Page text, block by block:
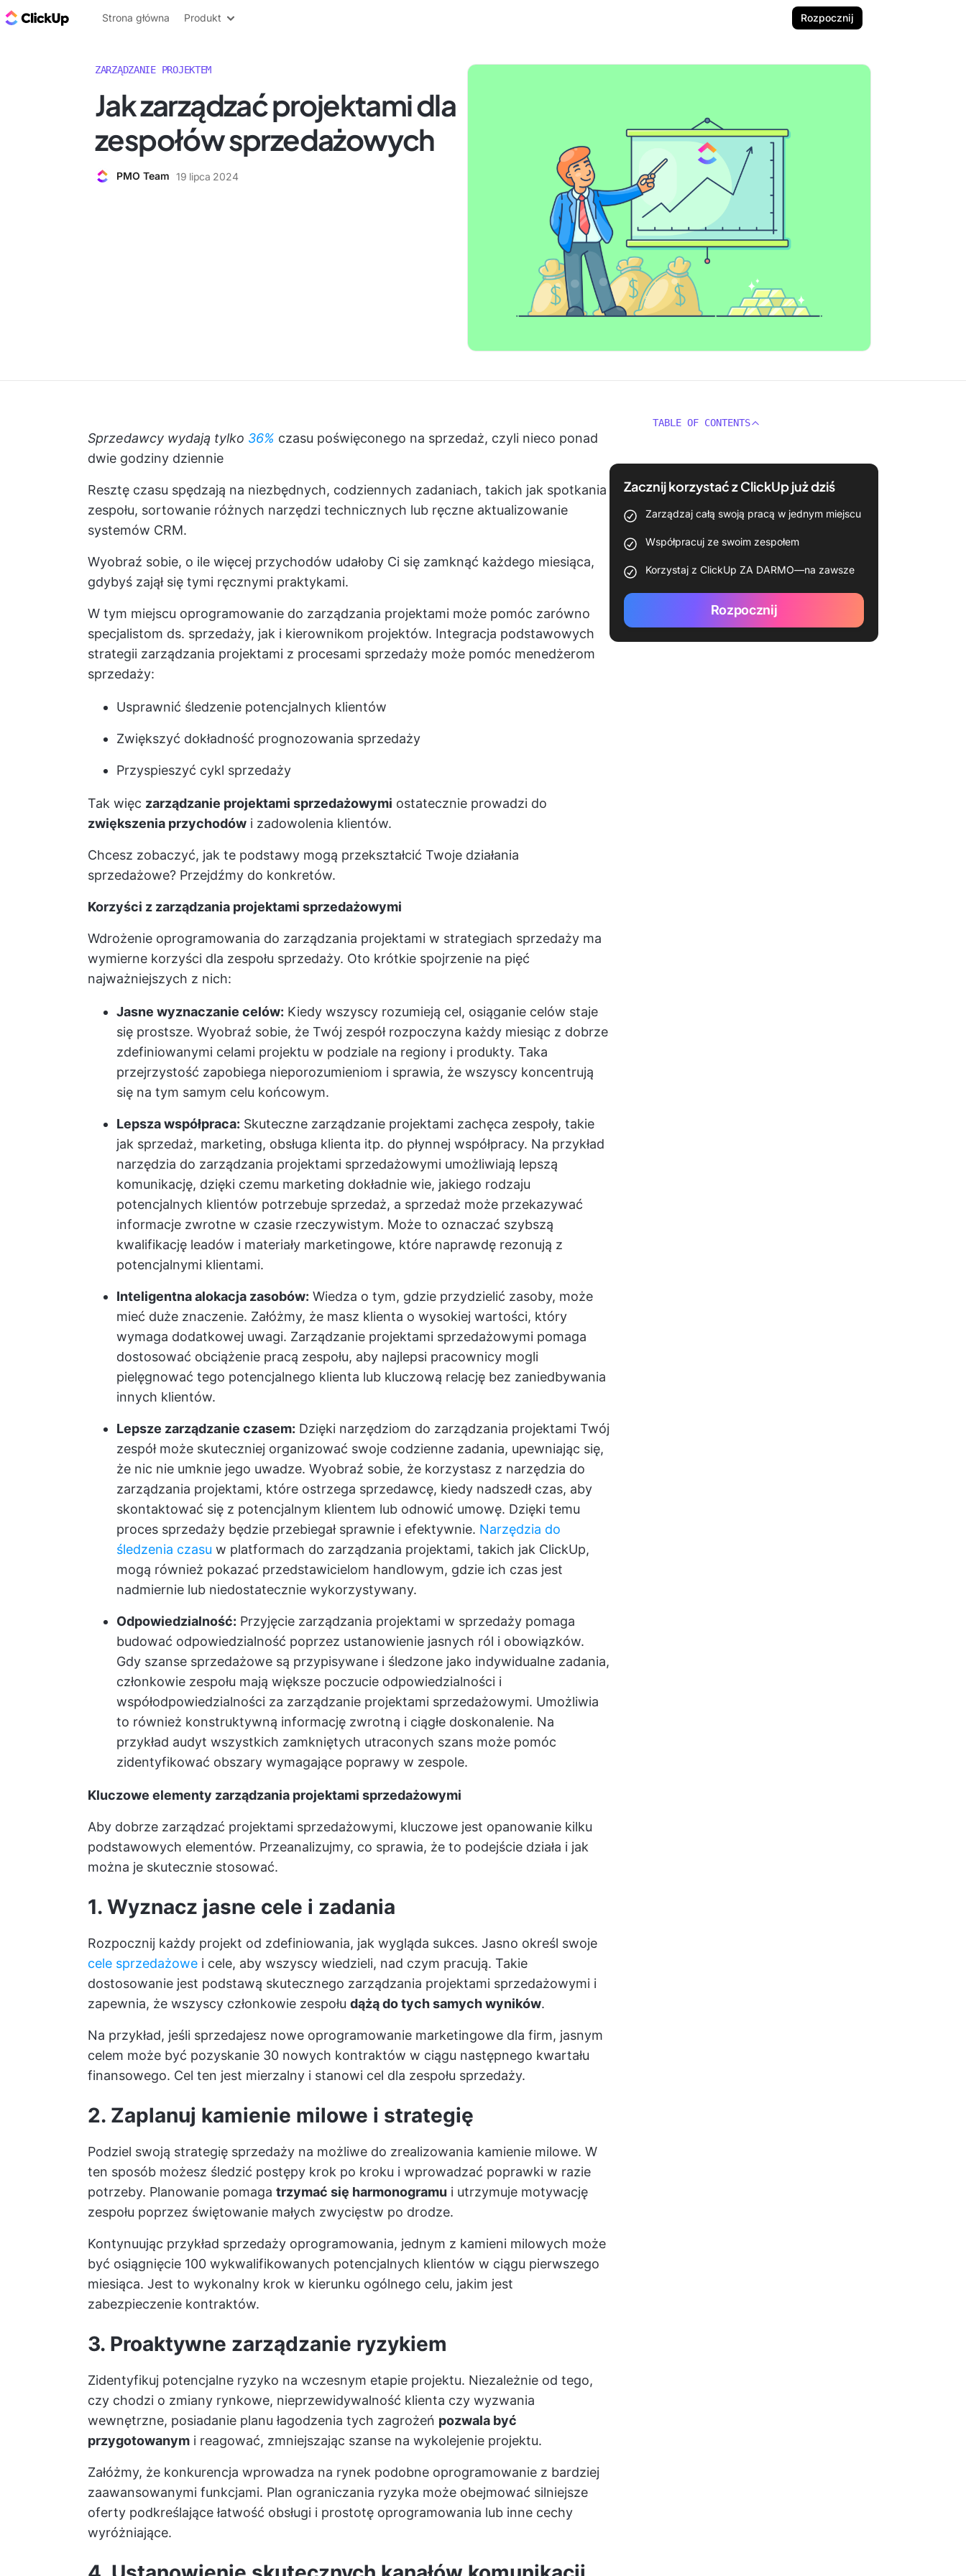
ClickUp Blog
Strona główna Produkt Rozpocznij
ZARZĄDZANIE PROJEKTEM
Jak zarządzać projektami dla
zespołów sprzedażowych
PMO Team 19 lipca 2024
Sprzedawcy wydają tylko 36% czasu poświęconego na sprzedaż, czyli nieco ponad
dwie godziny dziennie
Resztę czasu spędzają na niezbędnych, codziennych zadaniach, takich jak spotkania
zespołu, sortowanie różnych narzędzi technicznych lub ręczne aktualizowanie
systemów CRM.
Wyobraź sobie, o ile więcej przychodów udałoby Ci się zamknąć każdego miesiąca,
gdybyś zajął się tymi ręcznymi praktykami.
W tym miejscu oprogramowanie do zarządzania projektami może pomóc zarówno
specjalistom ds. sprzedaży, jak i kierownikom projektów. Integracja podstawowych
strategii zarządzania projektami z procesami sprzedaży może pomóc menedżerom
sprzedaży:
Usprawnić śledzenie potencjalnych klientów
Zwiększyć dokładność prognozowania sprzedaży
Przyspieszyć cykl sprzedaży
Tak więc zarządzanie projektami sprzedażowymi ostatecznie prowadzi do
zwiększenia przychodów i zadowolenia klientów.
Chcesz zobaczyć, jak te podstawy mogą przekształcić Twoje działania
sprzedażowe? Przejdźmy do konkretów.
Korzyści z zarządzania projektami sprzedażowymi
Wdrożenie oprogramowania do zarządzania projektami w strategiach sprzedaży ma
wymierne korzyści dla zespołu sprzedaży. Oto krótkie spojrzenie na pięć
najważniejszych z nich:
Jasne wyznaczanie celów: Kiedy wszyscy rozumieją cel, osiąganie celów staje
się prostsze. Wyobraź sobie, że Twój zespół rozpoczyna każdy miesiąc z dobrze
zdefiniowanymi celami projektu w podziale na regiony i produkty. Taka
przejrzystość zapobiega nieporozumieniom i sprawia, że wszyscy koncentrują
się na tym samym celu końcowym.
Lepsza współpraca: Skuteczne zarządzanie projektami zachęca zespoły, takie
jak sprzedaż, marketing, obsługa klienta itp. do płynnej współpracy. Na przykład
narzędzia do zarządzania projektami sprzedażowymi umożliwiają lepszą
komunikację, dzięki czemu marketing dokładnie wie, jakiego rodzaju
potencjalnych klientów potrzebuje sprzedaż, a sprzedaż może przekazywać
informacje zwrotne w czasie rzeczywistym. Może to oznaczać szybszą
kwalifikację leadów i materiały marketingowe, które naprawdę rezonują z
potencjalnymi klientami.
Inteligentna alokacja zasobów: Wiedza o tym, gdzie przydzielić zasoby, może
mieć duże znaczenie. Załóżmy, że masz klienta o wysokiej wartości, który
wymaga dodatkowej uwagi. Zarządzanie projektami sprzedażowymi pomaga
dostosować obciążenie pracą zespołu, aby najlepsi pracownicy mogli
pielęgnować tego potencjalnego klienta lub kluczową relację bez zaniedbywania
innych klientów.
Lepsze zarządzanie czasem: Dzięki narzędziom do zarządzania projektami Twój
zespół może skuteczniej organizować swoje codzienne zadania, upewniając się,
że nic nie umknie jego uwadze. Wyobraź sobie, że korzystasz z narzędzia do
zarządzania projektami, które ostrzega sprzedawcę, kiedy nadszedł czas, aby
skontaktować się z potencjalnym klientem lub odnowić umowę. Dzięki temu
proces sprzedaży będzie przebiegał sprawnie i efektywnie. Narzędzia do
śledzenia czasu w platformach do zarządzania projektami, takich jak ClickUp,
mogą również pokazać przedstawicielom handlowym, gdzie ich czas jest
nadmiernie lub niedostatecznie wykorzystywany.
Odpowiedzialność: Przyjęcie zarządzania projektami w sprzedaży pomaga
budować odpowiedzialność poprzez ustanowienie jasnych ról i obowiązków.
Gdy szanse sprzedażowe są przypisywane i śledzone jako indywidualne zadania,
członkowie zespołu mają większe poczucie odpowiedzialności i
współodpowiedzialności za zarządzanie projektami sprzedażowymi. Umożliwia
to również konstruktywną informację zwrotną i ciągłe doskonalenie. Na
przykład audyt wszystkich zamkniętych utraconych szans może pomóc
zidentyfikować obszary wymagające poprawy w zespole.
Kluczowe elementy zarządzania projektami sprzedażowymi
Aby dobrze zarządzać projektami sprzedażowymi, kluczowe jest opanowanie kilku
podstawowych elementów. Przeanalizujmy, co sprawia, że to podejście działa i jak
można je skutecznie stosować.
1. Wyznacz jasne cele i zadania
Rozpocznij każdy projekt od zdefiniowania, jak wygląda sukces. Jasno określ swoje
cele sprzedażowe i cele, aby wszyscy wiedzieli, nad czym pracują. Takie
dostosowanie jest podstawą skutecznego zarządzania projektami sprzedażowymi i
zapewnia, że wszyscy członkowie zespołu dążą do tych samych wyników.
Na przykład, jeśli sprzedajesz nowe oprogramowanie marketingowe dla firm, jasnym
celem może być pozyskanie 30 nowych kontraktów w ciągu następnego kwartału
finansowego. Cel ten jest mierzalny i stanowi cel dla zespołu sprzedaży.
2. Zaplanuj kamienie milowe i strategię
Podziel swoją strategię sprzedaży na możliwe do zrealizowania kamienie milowe. W
ten sposób możesz śledzić postępy krok po kroku i wprowadzać poprawki w razie
potrzeby. Planowanie pomaga trzymać się harmonogramu i utrzymuje motywację
zespołu poprzez świętowanie małych zwycięstw po drodze.
Kontynuując przykład sprzedaży oprogramowania, jednym z kamieni milowych może
być osiągnięcie 100 wykwalifikowanych potencjalnych klientów w ciągu pierwszego
miesiąca. Jest to wykonalny krok w kierunku ogólnego celu, jakim jest
zabezpieczenie kontraktów.
3. Proaktywne zarządzanie ryzykiem
Zidentyfikuj potencjalne ryzyko na wczesnym etapie projektu. Niezależnie od tego,
czy chodzi o zmiany rynkowe, nieprzewidywalność klienta czy wyzwania
wewnętrzne, posiadanie planu łagodzenia tych zagrożeń pozwala być
przygotowanym i reagować, zmniejszając szanse na wykolejenie projektu.
Załóżmy, że konkurencja wprowadza na rynek podobne oprogramowanie z bardziej
zaawansowanymi funkcjami. Plan ograniczania ryzyka może obejmować silniejsze
oferty podkreślające łatwość obsługi i prostotę oprogramowania lub inne cechy
wyróżniające.
TABLE OF CONTENTS
Zacznij korzystać z ClickUp już dziś
Zarządzaj całą swoją pracą w jednym miejscu
Współpracuj ze swoim zespołem
Korzystaj z ClickUp ZA DARMO—na zawsze
Rozpocznij